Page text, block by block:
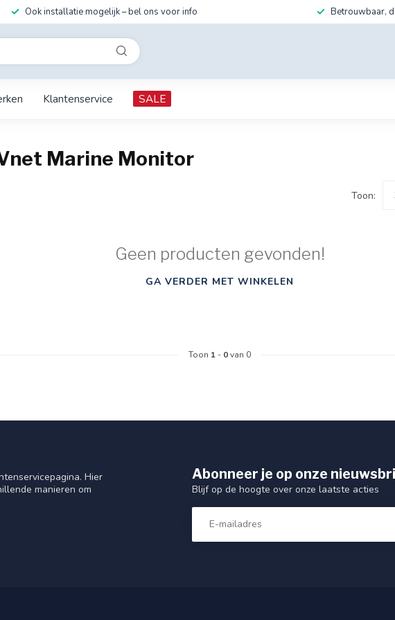
Ook installatie mogelijk – bel ons voor info Betrouwbaar,
Klantenservice SALE
Marine Monitor
Toon:
Geen producten gevonden!
GA VERDER MET WINKELEN
Toon 1 - 0van 0
Hier
manieren om
Abonneer je op onze
Blijf op de hoogte over onze laatste acties